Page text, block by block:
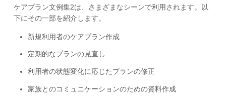
ケアプラン文例集2は、さまざまなシーンで利用されます。以
下にその一部を紹介します。
新規利用者のケアプラン作成
定期的なプランの見直し
利用者の状態変化に応じたプランの修正
家族とのコミュニケーションのための資料作成